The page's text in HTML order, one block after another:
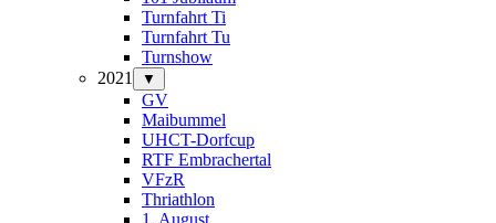
Turnfahrt Ti
Turnfahrt Tu
Turnshow
2021
▼
GV
Maibummel
UHCT-Dorfcup
RTF Embrachertal
VFzR
Thriathlon
1. August